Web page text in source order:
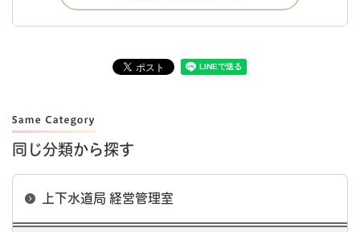
同じ分類から探す
上下水道局 経営管理室